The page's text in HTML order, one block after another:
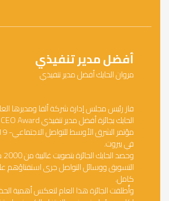
أفضل مدير تنفيذي
مروان الحايك أفضل مدير تنفيذي
فاز رئيس مجلس إدارة شركة ألفا ومديرها
في بيروت.
التسويق ووسائل التواصل جرى
كامل.
وأُطلقت الجائزة هذا العام لتعكس أهمية